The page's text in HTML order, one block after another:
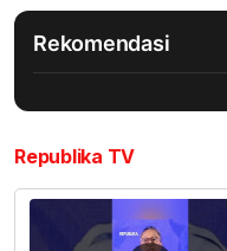
Rekomendasi
Republika TV